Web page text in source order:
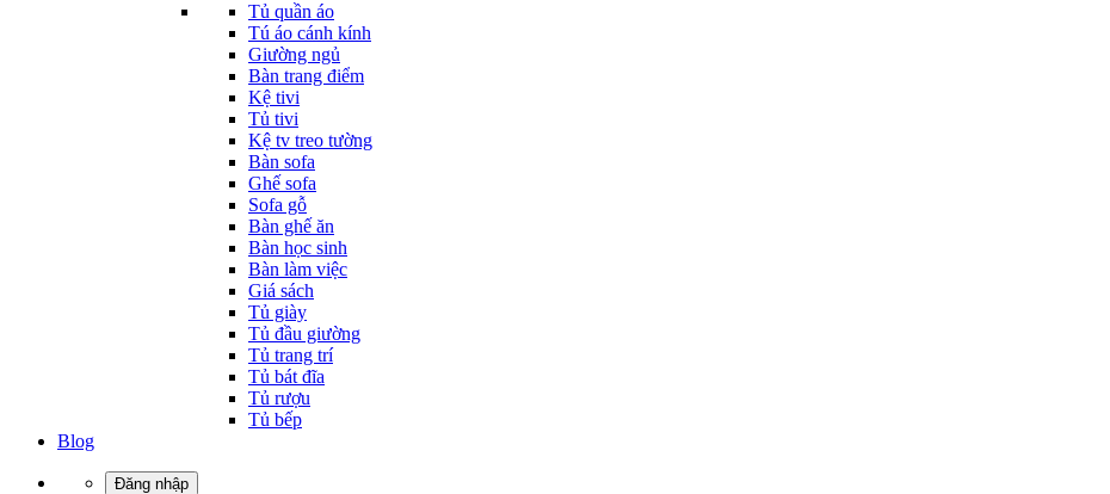
Tủ quần áo
Tú áo cánh kính
Giường ngủ
Bàn trang điểm
Kệ tivi
Tủ tivi
Kệ tv treo tường
Bàn sofa
Ghế sofa
Sofa gỗ
Bàn ghế ăn
Bàn học sinh
Bàn làm việc
Giá sách
Tủ giày
Tủ đầu giường
Tủ trang trí
Tủ bát đĩa
Tủ rượu
Tủ bếp
Blog
Đăng nhập